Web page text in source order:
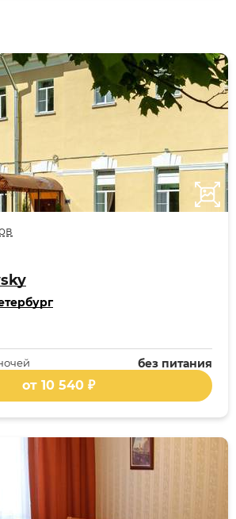
без питания
от 10 540 ₽